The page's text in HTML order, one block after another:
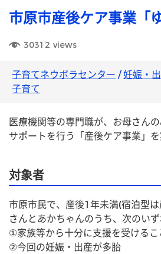
市原市産後ケア事業「
30312 views
子育てネウボラセンター /妊娠・
子育て
医療機関等の専門職が、お母さん
サポートを行う「産後ケア事業」
対象者
市原市民で、産後1年未満(宿泊型
さんとあかちゃんのうち、次のいず
①家族等から十分に支援を受けるこ
②今回の妊娠・出産が多胎